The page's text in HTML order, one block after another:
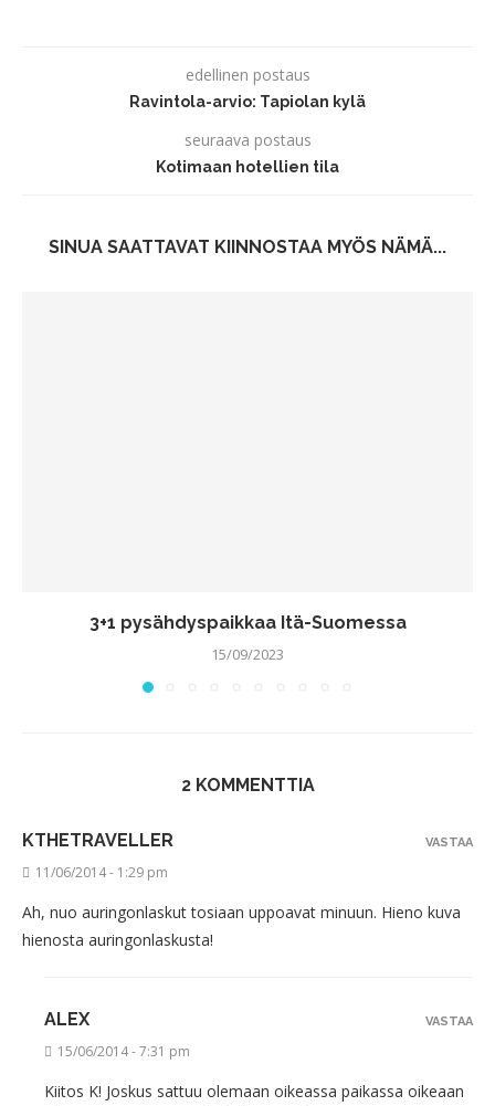
edellinen postaus
Ravintola-arvio: Tapiolan kylä
seuraava postaus
Kotimaan hotellien tila
SINUA SAATTAVAT KIINNOSTAA MYÖS NÄMÄ...
3+1 pysähdyspaikkaa Itä-Suomessa
15/09/2023
2 KOMMENTTIA
KTHETRAVELLER
11/06/2014 - 1:29 pm
Ah, nuo auringonlaskut tosiaan uppoavat minuun. Hieno kuva
hienosta auringonlaskusta!
VASTAA
ALEX
15/06/2014 - 7:31 pm
Kiitos K! Joskus sattuu olemaan oikeassa paikassa oikeaan
VASTAA